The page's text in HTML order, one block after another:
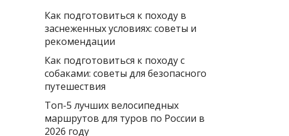
Как подготовиться к походу в
заснеженных условиях: советы и
рекомендации
Как подготовиться к походу с
собаками: советы для безопасного
путешествия
Топ-5 лучших велосипедных
маршрутов для туров по России в
2026 году